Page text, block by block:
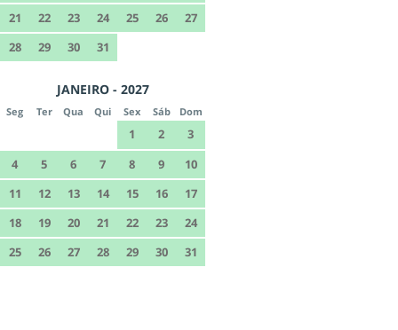
21
22 23 24 25 26
27
28
29 30 31
JANEIRO - 2027
Seg Ter Qua Qui Sex Sáb Dom
1 2
3
4
5 6 7 8 9
10
11
12 13 14 15 16
17
18
19 20 21 22 23
24
25
26 27 28 29 30 31